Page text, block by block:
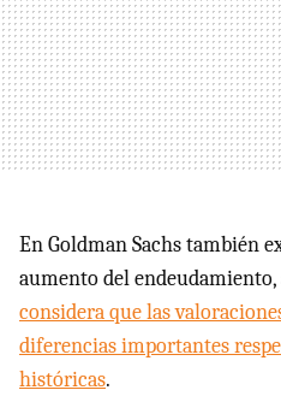
En Goldman Sachs también
aumento del
considera que las
diferencias importantes
históricas.